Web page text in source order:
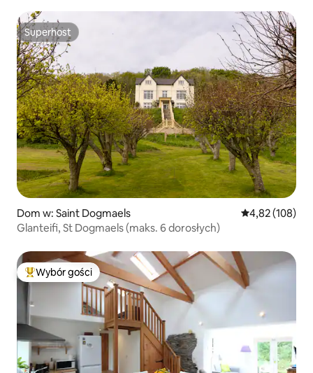
Superhost
Superhost
Dom w: Saint Dogmaels Średnia
4,82 (108)
Glanteifi, St Dogmaels (maks. 6 dorosłych)
Najpopularniejsze z kategorii Wybór gości
Wybór gości